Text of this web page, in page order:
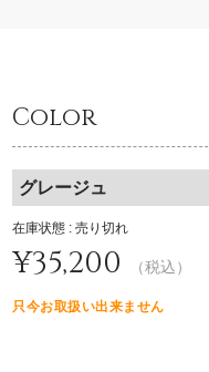
Color
グレージュ
在庫状態 : 売り切れ
¥35,200 （税込）
只今お取扱い出来ません